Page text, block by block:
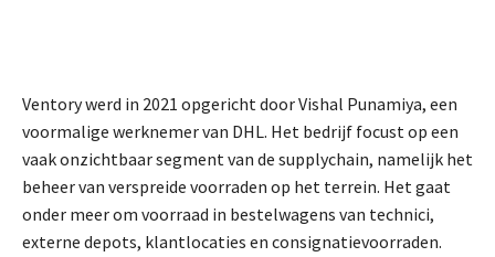
Ventory werd in 2021 opgericht door Vishal Punamiya, een
voormalige werknemer van DHL. Het bedrijf focust op een
vaak onzichtbaar segment van de supplychain, namelijk het
beheer van verspreide voorraden op het terrein. Het gaat
onder meer om voorraad in bestelwagens van technici,
externe depots, klantlocaties en consignatievoorraden.